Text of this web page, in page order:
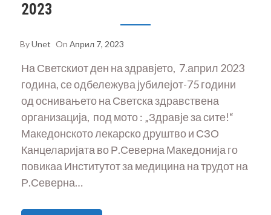
2023
ByUnet On Април 7, 2023
На Светскиот ден на здравјето, 7.април 2023
година, се одбележува јубилејот-75 години
од оснивањето на Светска здравствена
организација, под мото : „Здравје за сите!“
Македонското лекарско друштво и СЗО
Канцеларијата во Р.Северна Македонија го
повикаа Институтот за медицина на трудот на
Р.Северна…